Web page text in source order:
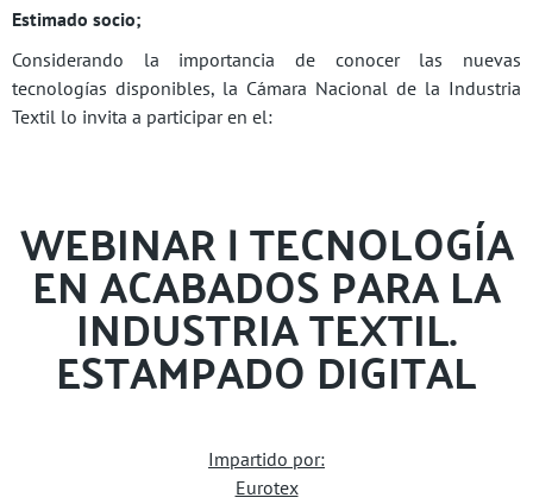
Estimado socio;
Considerando la importancia de conocer las nuevas
tecnologías disponibles, la Cámara Nacional de la Industria
Textil lo invita a participar en el:
WEBINAR | TECNOLOGÍA
EN ACABADOS PARA LA
INDUSTRIA TEXTIL.
ESTAMPADO DIGITAL
Impartido por:
Eurotex